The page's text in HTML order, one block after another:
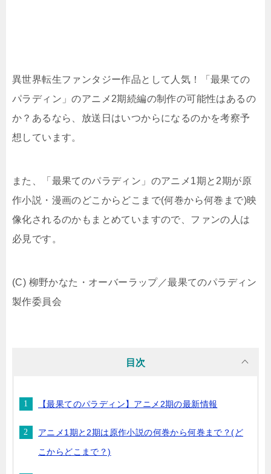
異世界転生ファンタジー作品として人気！「最果ての
パラディン」のアニメ2期続編の制作の可能性はあるの
か？あるなら、放送日はいつからになるのかを考察予
想しています。
また、「最果てのパラディン」のアニメ1期と2期が原
作小説・漫画のどこからどこまで(何巻から何巻まで)映
像化されるのかもまとめていますので、ファンの人は
必見です。
(C) 柳野かなた・オーバーラップ／最果てのパラディン
製作委員会
目次
【最果てのパラディン】アニメ2期の最新情報
アニメ1期と2期は原作小説の何巻から何巻まで？(ど
こからどこまで？)